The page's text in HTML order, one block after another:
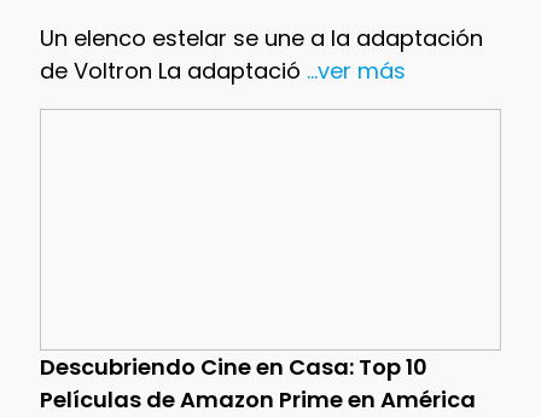
Un elenco estelar se une a la adaptación
de Voltron La adaptació ...ver más
Descubriendo Cine en Casa: Top 10
Películas de Amazon Prime en América